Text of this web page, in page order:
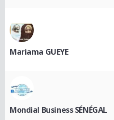
Mariama GUEYE
Mondial Business SÉNÉGAL